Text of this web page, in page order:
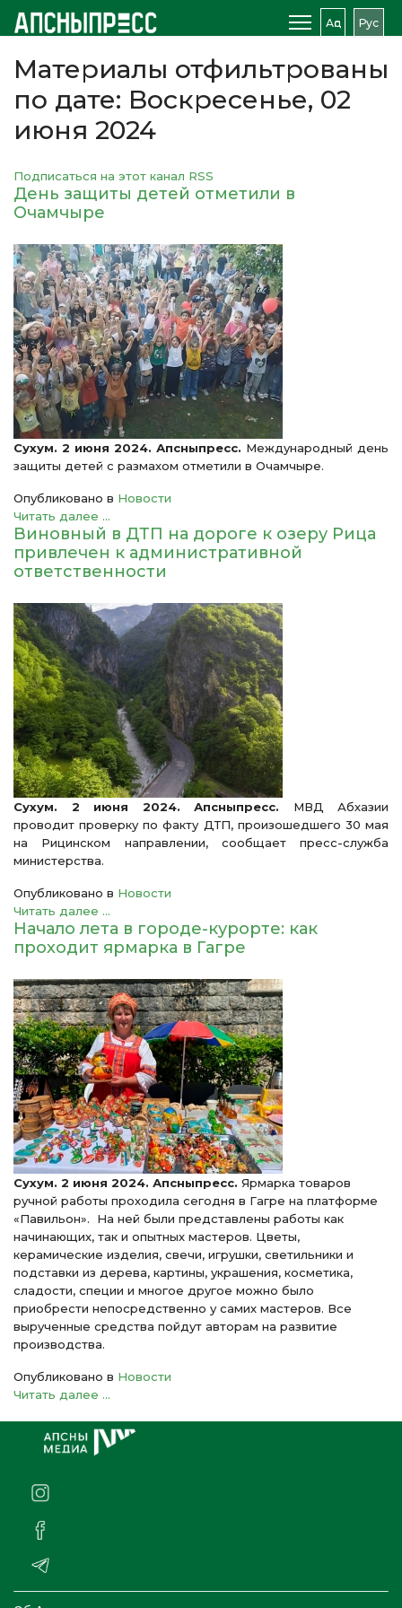
Аԥс Рус
Материалы отфильтрованы
по дате: Воскресенье, 02
июня 2024
Подписаться на этот канал RSS
День защиты детей отметили в
Очамчыре
Сухум. 2 июня 2024. Апсныпресс. Международный день
защиты детей с размахом отметили в Очамчыре.
Опубликовано в Новости
Читать далее ...
Виновный в ДТП на дороге к озеру Рица
привлечен к административной
ответственности
Сухум. 2 июня 2024. Апсныпресс. МВД Абхазии
проводит проверку по факту ДТП, произошедшего 30 мая
на Рицинском направлении, сообщает пресс-служба
министерства.
Опубликовано в Новости
Читать далее ...
Начало лета в городе-курорте: как
проходит ярмарка в Гагре
Сухум. 2 июня 2024. Апсныпресс. Ярмарка товаров
ручной работы проходила сегодня в Гагре на платформе
«Павильон».
На ней были представлены работы как
начинающих, так и опытных мастеров. Цветы,
керамические изделия, свечи, игрушки, светильники и
подставки из дерева, картины, украшения, косметика,
сладости, специи и многое другое можно было
приобрести непосредственно у самих мастеров. Все
вырученные средства пойдут авторам на развитие
производства.
Опубликовано в Новости
Читать далее ...